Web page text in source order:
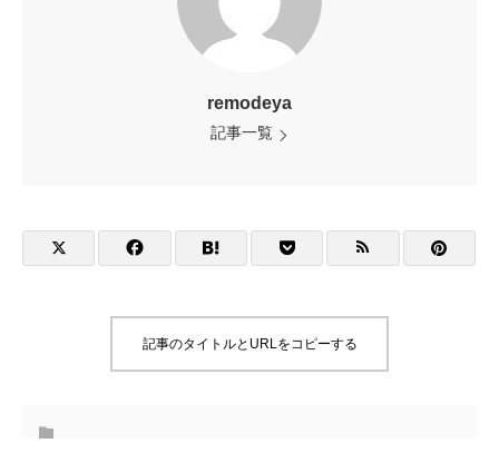
remodeya
記事一覧
記事のタイトルとURLをコピーする